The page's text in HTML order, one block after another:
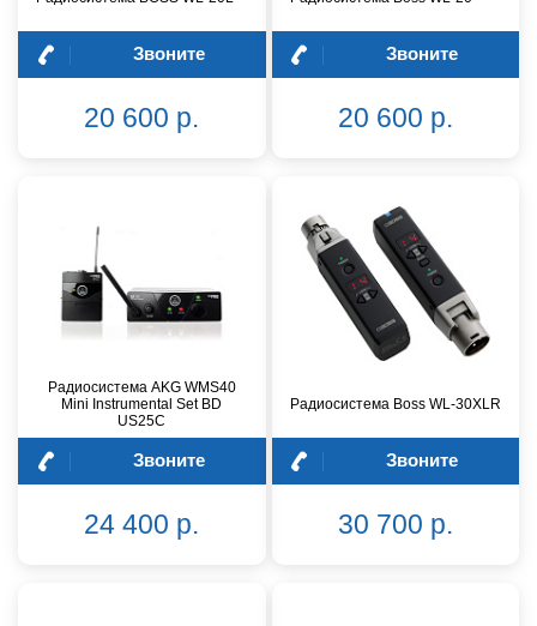
Звоните
20 600 р.
Звоните
20 600 р.
Радиосистема AKG WMS40
Mini Instrumental Set BD
US25C
Звоните
24 400 р.
Радиосистема Boss WL-30XLR
Звоните
30 700 р.